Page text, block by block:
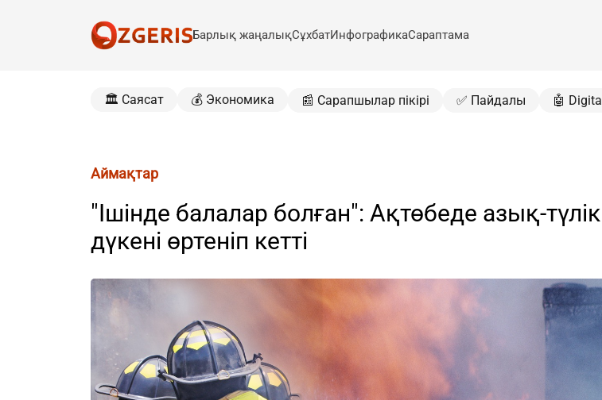
Барлық жаңалықСұхбатИнфографикаСараптама
🏛️ Саясат 💰 Экономика 📰 Сарапшылар пікірі ✅ Пайдалы 🤖 Digital
Аймақтар
"Ішінде балалар болған": Ақтөбеде азық-түлік
дүкені өртеніп кетті